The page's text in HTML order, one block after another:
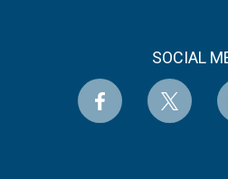
SOCIAL